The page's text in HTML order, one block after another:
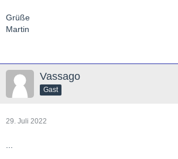
Grüße
Martin
Vassago
Gast
29. Juli 2022
...